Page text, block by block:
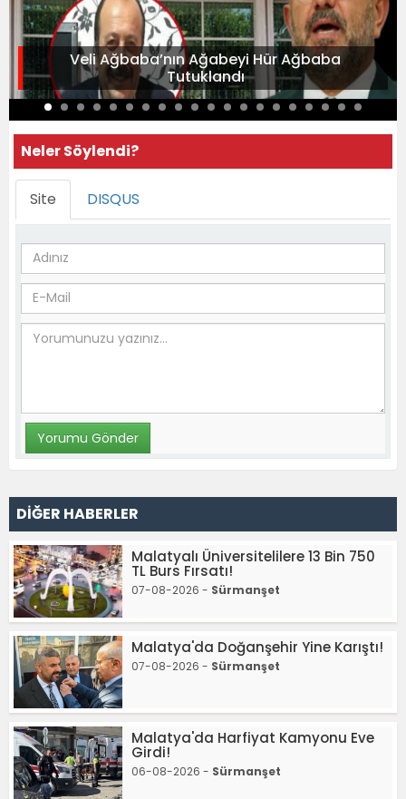
Veli Ağbaba’nın Ağabeyi Hür Ağbaba
Tutuklandı
Neler Söylendi?
Site DISQUS
DİĞER HABERLER
Malatyalı Üniversitelilere 13 Bin 750
TL Burs Fırsatı!
07-08-2026 - Sürmanşet
Malatya'da Doğanşehir Yine Karıştı!
07-08-2026 - Sürmanşet
Malatya'da Harfiyat Kamyonu Eve
Girdi!
06-08-2026 - Sürmanşet